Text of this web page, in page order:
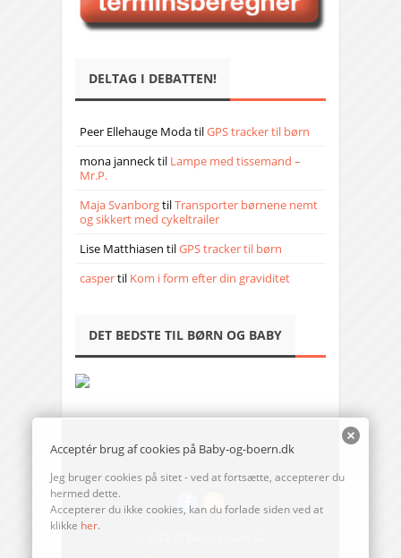
DELTAG I DEBATTEN!
Peer Ellehauge ModatilGPS tracker til børn
mona jannecktil Lampe med tissemand –
Mr.P.
Maja SvanborgtilTransporter børnene nemt
og sikkert med cykeltrailer
Lise Matthiasen tilGPS tracker til børn
caspertil Kom i form efter din graviditet
DET BEDSTE TIL BØRN OG BABY
Acceptér brug af cookies på Baby-og-boern.dk
Jeg bruger cookies på sitet - ved at fortsætte, accepterer du
hermed dette.
Accepterer du ikke cookies, kan du forlade siden ved at
klikke her.